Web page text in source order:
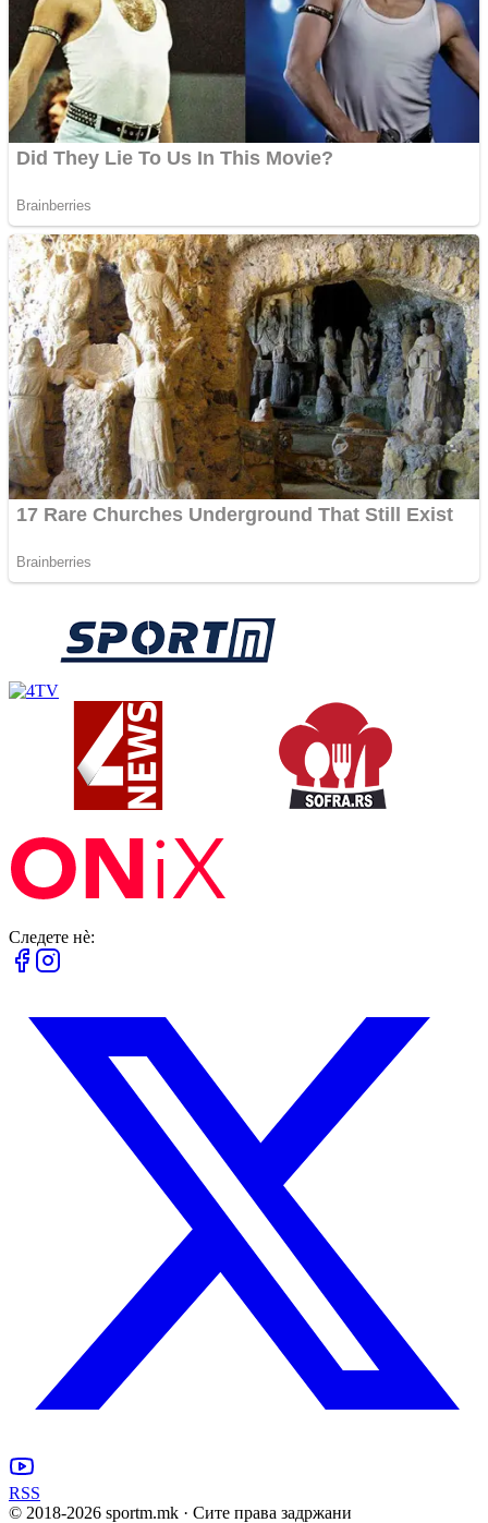
Следете нè:
RSS
© 2018-2026 sportm.mk · Сите права задржани